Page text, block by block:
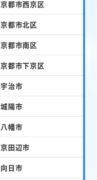
京都市西京区
京都市北区
京都市南区
京都市下京区
宇治市
城陽市
八幡市
京田辺市
向日市